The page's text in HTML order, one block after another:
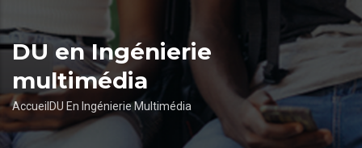
DU en Ingénierie
multimédia
Fil
d'Ariane
Accueil DU En Ingénierie Multimédia